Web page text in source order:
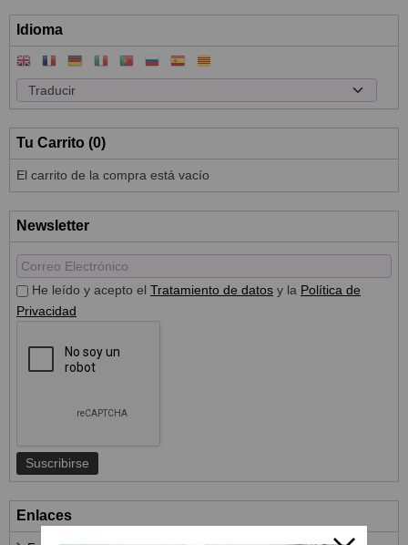
Idioma
Tu Carrito (0)
El carrito de la compra está vacío
Newsletter
He leído y acepto el Tratamiento de datos y la Política de
Privacidad
Enlaces